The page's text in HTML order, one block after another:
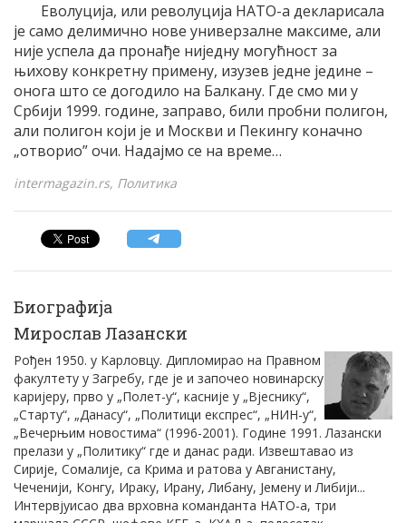
Еволуција, или револуција НАТО-а декларисала
је само делимично нове универзалне максиме, али
није успела да пронађе ниједну могућност за
њихову конкретну примену, изузев једне једине –
онога што се догодило на Балкану. Где смо ми у
Србији 1999. године, заправо, били пробни полигон,
али полигон који је и Москви и Пекингу коначно
„отворио” очи. Надајмо се на време…
intermagazin.rs, Политика
Биографија
Мирослав Лазански
Рођен 1950. у Карловцу. Дипломирао на Правном
факултету у Загребу, где је и започео новинарску
каријеру, прво у „Полет-у“, касније у „Вјеснику“,
„Старту“, „Данасу“, „Политици експрес“, „НИН-у“,
„Вечерњим новостима“ (1996-2001). Године 1991. Лазански
прелази у „Политику“ где и данас ради. Извештавао из
Сирије, Сомалије, са Крима и ратова у Авганистану,
Чеченији, Конгу, Ираку, Ирану, Либану, Јемену и Либији...
Интервјуисао два врховна команданта НАТО-а, три